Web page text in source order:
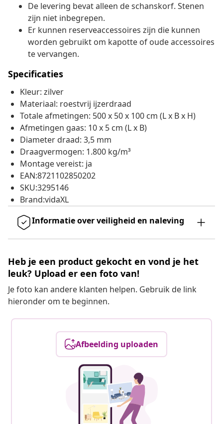
De levering bevat alleen de schanskorf. Stenen
zijn niet inbegrepen.
Er kunnen reserveaccessoires zijn die kunnen
worden gebruikt om kapotte of oude accessoires
te vervangen.
Specificaties
Kleur: zilver
Materiaal: roestvrij ijzerdraad
Totale afmetingen: 500 x 50 x 100 cm (L x B x H)
Afmetingen gaas: 10 x 5 cm (L x B)
Diameter draad: 3,5 mm
Draagvermogen: 1.800 kg/m³
Montage vereist: ja
EAN:8721102850202
SKU:3295146
Brand:vidaXL
Informatie over veiligheid en naleving
Heb je een product gekocht en vond je het
leuk? Upload er een foto van!
Je foto kan andere klanten helpen. Gebruik de link
hieronder om te beginnen.
Afbeelding uploaden